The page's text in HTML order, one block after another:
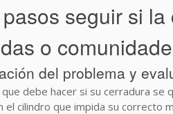
seguir si
o
del problema y
debe hacer si su cerradura se
el cilindro que impida su correcto